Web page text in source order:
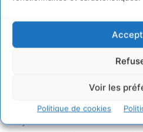
Voir les
Politique de cookies
Comment le sol français a
Développer notre attention
non humaines avec les
Un kit citoyen pour lever les
29 juillet 2026